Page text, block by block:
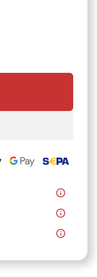
info_outline
info_outline
info_outline